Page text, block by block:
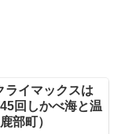
ライマックスは
回しかべ海と温
部町）